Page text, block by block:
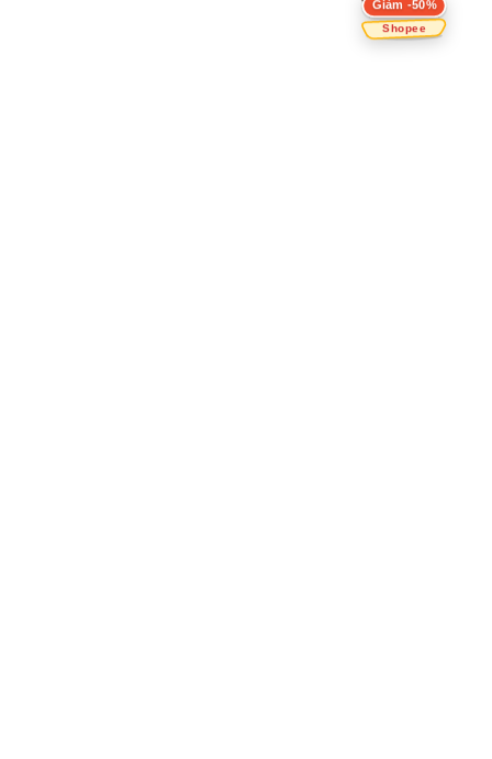
Giảm -50%
Shopee